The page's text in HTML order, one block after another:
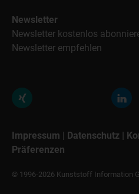
Newsletter
Newsletter kostenlos
Newsletter empfehlen
Impressum | Datenschutz |
Präferenzen
© 1996-2026 Kunststoff Information